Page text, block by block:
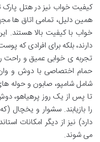
کیفیت خواب نیز در هتل پارک
همین دلیل، تمامی اتاق ها
خواب با کیفیت بالا هستند.
دارند، بلکه برای افرادی که
تجربه ی خوابی عمیق و راحت
حمام اختصاصی با دوش و وان
شامل شامپو، صابون و حوله
تا پس از یک روز پرهیاهو،
را بازیابند. سشوار و یخچال
دارد) نیز از دیگر امکانات
می شوند.